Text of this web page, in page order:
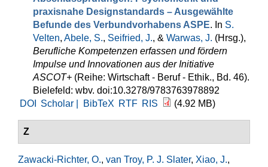
praxisnahe Designstandards – Ausgewählte
Befunde des Verbundvorhabens ASPE. In S.
Velten, Abele, S., Seifried, J., & Warwas, J. (Hrsg.),
Berufliche Kompetenzen erfassen und fördern
Impulse und Innovationen aus der Initiative
ASCOT+ (Reihe: Wirtschaft - Beruf - Ethik., Bd. 46).
Bielefeld: wbv. doi:10.3278/9783763978892
DOI
Scholar | BibTeX RTF RIS (4.92 MB)
Z
Zawacki-Richter, O., van Troy, P. J. Slater, Xiao, J.,